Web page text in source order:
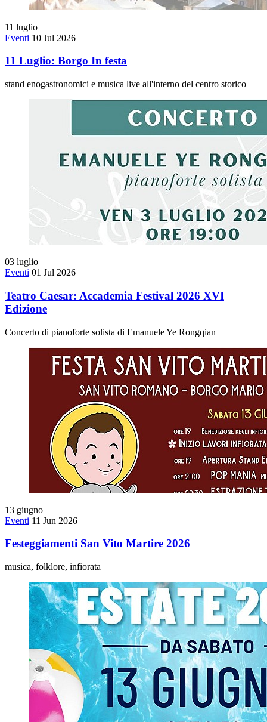
11 luglio
Eventi 10 Jul 2026
11 Luglio: Borgo In festa
stand enogastronomici e musica live all'interno del centro storico
03 luglio
Eventi 01 Jul 2026
Teatro Caesar: Accademia Festival 2026 XVI
Edizione
Concerto di pianoforte solista di Emanuele Ye Rongqian
13 giugno
Eventi 11 Jun 2026
Festeggiamenti San Vito Martire 2026
musica, folklore, infiorata